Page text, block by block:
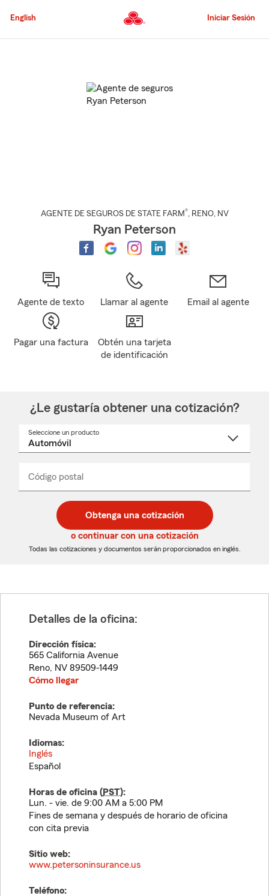
al
principal
English Iniciar Sesión
AGENTE DE SEGUROS DE STATE FARM®, RENO, NV
Ryan Peterson
Agente de texto Llamar al agente Email al agente
Pagar una factura
Obtén una tarjeta
de identificación
¿Le gustaría obtener una cotización?
Seleccione un producto
desplegable
Código postal
de
5
dígitos
de
5
dígitos
_____
Obtenga una cotización
o continuar con una cotización
Todas las cotizaciones y documentos serán proporcionados en inglés.
Detalles de la oficina:
Dirección física:
565 California Avenue
Reno, NV 89509-1449
Cómo llegar
Punto de referencia:
Nevada Museum of Art
Idiomas:
Inglés
Español
Horas de oficina (PST):
Lun. - vie. de 9:00 AM a 5:00 PM
Fines de semana y después de horario de oficina
con cita previa
Sitio web:
www.petersoninsurance.us
Teléfono: